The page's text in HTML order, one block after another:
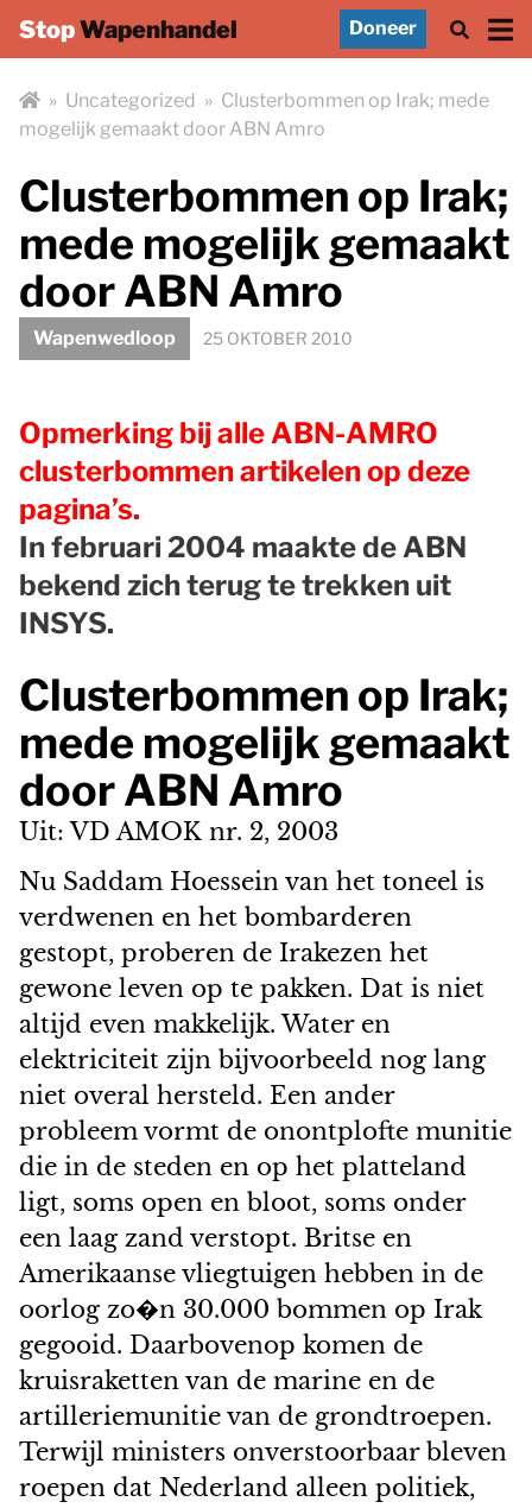
StopWapenhandel Doneer
» Uncategorized » Clusterbommen op Irak; mede
mogelijk gemaakt door ABN Amro
Clusterbommen op Irak;
mede mogelijk gemaakt
door ABN Amro
Wapenwedloop 25 OKTOBER 2010
Opmerking bij alle ABN-AMRO
clusterbommen artikelen op deze
pagina’s.
In februari 2004 maakte de ABN
bekend zich terug te trekken uit
INSYS.
Clusterbommen op Irak;
mede mogelijk gemaakt
door ABN Amro
Uit: VD AMOK nr. 2, 2003
Nu Saddam Hoessein van het toneel is
verdwenen en het bombarderen
gestopt, proberen de Irakezen het
gewone leven op te pakken. Dat is niet
altijd even makkelijk. Water en
elektriciteit zijn bijvoorbeeld nog lang
niet overal hersteld. Een ander
probleem vormt de onontplofte munitie
die in de steden en op het platteland
ligt, soms open en bloot, soms onder
een laag zand verstopt. Britse en
Amerikaanse vliegtuigen hebben in de
oorlog zo�n 30.000 bommen op Irak
gegooid. Daarbovenop komen de
kruisraketten van de marine en de
artilleriemunitie van de grondtroepen.
Terwijl ministers onverstoorbaar bleven
roepen dat Nederland alleen politiek,